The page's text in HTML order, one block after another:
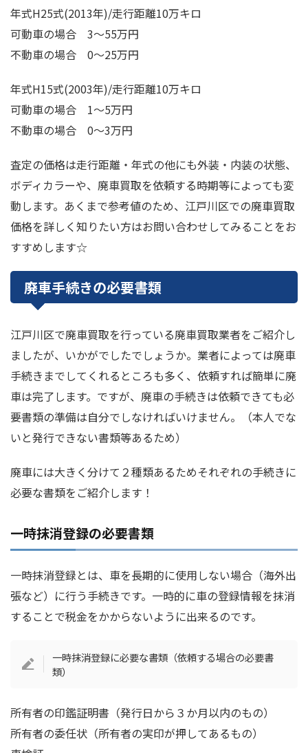
年式H25式(2013年)/走行距離10万キロ
可動車の場合 3～55万円
不動車の場合 0～25万円
年式H15式(2003年)/走行距離10万キロ
可動車の場合 1～5万円
不動車の場合 0～3万円
査定の価格は走行距離・年式の他にも外装・内装の状態、
ボディカラーや、廃車買取を依頼する時期等によっても変
動します。あくまで参考値のため、江戸川区での廃車買取
価格を詳しく知りたい方はお問い合わせしてみることをお
すすめします☆
廃車手続きの必要書類
江戸川区で廃車買取を行っている廃車買取業者をご紹介し
ましたが、いかがでしたでしょうか。業者によっては廃車
手続きまでしてくれるところも多く、依頼すれば簡単に廃
車は完了します。ですが、廃車の手続きは依頼できても必
要書類の準備は自分でしなければいけません。（本人でな
いと発行できない書類等あるため）
廃車には大きく分けて２種類あるためそれぞれの手続きに
必要な書類をご紹介します！
一時抹消登録の必要書類
一時抹消登録とは、車を長期的に使用しない場合（海外出
張など）に行う手続きです。一時的に車の登録情報を抹消
することで税金をかからないように出来るのです。
一時抹消登録に必要な書類（依頼する場合の必要書
類）
所有者の印鑑証明書（発行日から３か月以内のもの）
所有者の委任状（所有者の実印が押してあるもの）